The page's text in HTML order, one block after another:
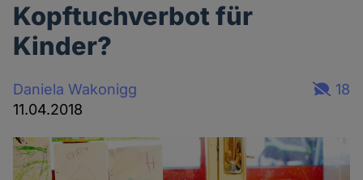
Kopftuchverbot für
Kinder?
Daniela Wakonigg
11.04.2018
18